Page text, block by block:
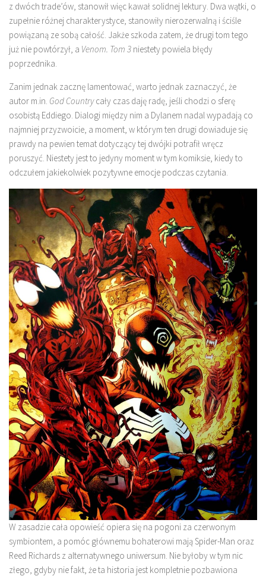
z dwóch trade’ów, stanowił więc kawał solidnej lektury. Dwa wątki, o
zupełnie różnej charakterystyce, stanowiły nierozerwalną i ściśle
powiązaną ze sobą całość. Jakże szkoda zatem, że drugi tom tego
już nie powtórzył, a Venom. Tom 3 niestety powiela błędy
poprzednika.
Zanim jednak zacznę lamentować, warto jednak zaznaczyć, że
autor m.in. God Countrycały czas daję radę, jeśli chodzi o sferę
osobistą Eddiego. Dialogi między nim a Dylanem nadal wypadają co
najmniej przyzwoicie, a moment, w którym ten drugi dowiaduje się
prawdy na pewien temat dotyczący tej dwójki potrafił wręcz
poruszyć. Niestety jest to jedyny moment w tym komiksie, kiedy to
odczułem jakiekolwiek pozytywne emocje podczas czytania.
W zasadzie cała opowieść opiera się na pogoni za czerwonym
symbiontem, a pomóc głównemu bohaterowi mają Spider-Man oraz
Reed Richards z alternatywnego uniwersum. Nie byłoby w tym nic
złego, gdyby nie fakt, że ta historia jest kompletnie pozbawiona